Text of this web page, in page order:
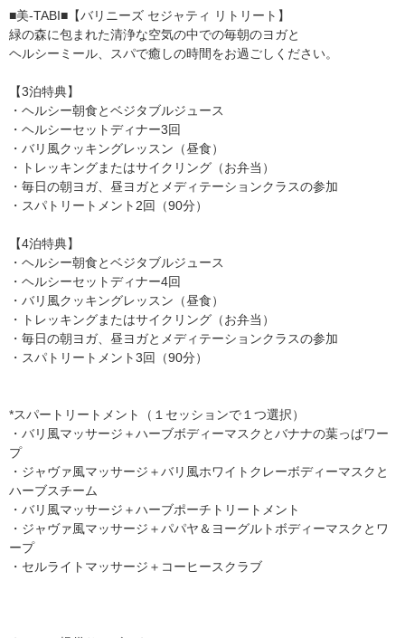
■美-TABI■【バリニーズ セジャティ リトリート】
緑の森に包まれた清浄な空気の中での毎朝のヨガと
ヘルシーミール、スパで癒しの時間をお過ごしください。
【3泊特典】
・ヘルシー朝食とベジタブルジュース
・ヘルシーセットディナー3回
・バリ風クッキングレッスン（昼食）
・トレッキングまたはサイクリング（お弁当）
・毎日の朝ヨガ、昼ヨガとメディテーションクラスの参加
・スパトリートメント2回（90分）
【4泊特典】
・ヘルシー朝食とベジタブルジュース
・ヘルシーセットディナー4回
・バリ風クッキングレッスン（昼食）
・トレッキングまたはサイクリング（お弁当）
・毎日の朝ヨガ、昼ヨガとメディテーションクラスの参加
・スパトリートメント3回（90分）
*スパートリートメント（１セッションで１つ選択）
・バリ風マッサージ＋ハーブボディーマスクとバナナの葉っぱワー
プ
・ジャヴァ風マッサージ＋バリ風ホワイトクレーボディーマスクと
ハーブスチーム
・バリ風マッサージ＋ハーブポーチトリートメント
・ジャヴァ風マッサージ＋パパヤ＆ヨーグルトボディーマスクとワ
ープ
・セルライトマッサージ＋コーヒースクラブ